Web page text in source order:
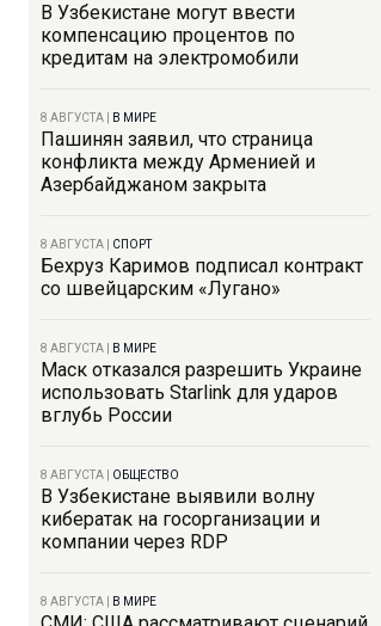
В Узбекистане могут ввести
компенсацию процентов по
кредитам на электромобили
8 АВГУСТА В МИРЕ
Пашинян заявил, что страница
конфликта между Арменией и
Азербайджаном закрыта
8 АВГУСТА СПОРТ
Бехруз Каримов подписал контракт
со швейцарским «Лугано»
8 АВГУСТА В МИРЕ
Маск отказался разрешить Украине
использовать Starlink для ударов
вглубь России
8 АВГУСТА ОБЩЕСТВО
В Узбекистане выявили волну
кибератак на госорганизации и
компании через RDP
8 АВГУСТА В МИРЕ